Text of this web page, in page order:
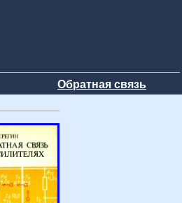
Обратная связь